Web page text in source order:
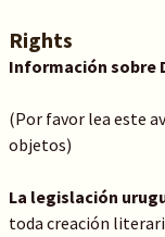
Rights
Información sobre
(Por favor lea este
objetos)
La legislación
toda creación